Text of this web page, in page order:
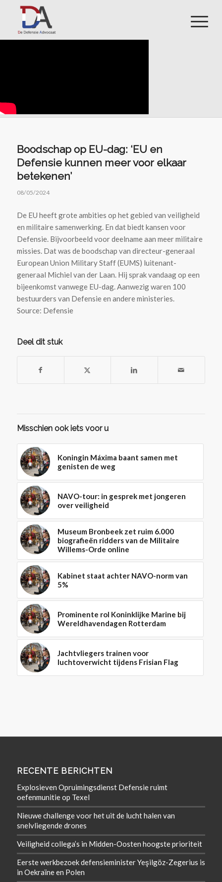
Boodschap op EU-dag: ‘EU en
Defensie kunnen meer voor elkaar
betekenen’
08/05/2024
De EU heeft grote ambities op het gebied van veiligheid
en militaire samenwerking. En dat biedt kansen voor
Defensie. Bijvoorbeeld voor deelname aan meer militaire
missies. Dat was de boodschap van directeur-generaal
European Union Military Staff (EUMS) luitenant-
generaal Michiel van der Laan. Hij sprak vandaag op een
bijeenkomst vanwege EU-dag. Aanwezig waren 100
bestuurders van Defensie en andere ministeries.
Source: Defensie
Deel dit stuk
Misschien ook iets voor u
Koningin Máxima baant samen met
genisten de weg
NAVO-tour: in gesprek met jongeren
over veiligheid
Museum Bronbeek zet ruim 6.000
biografieën ridders van de Militaire
Willems-Orde online
Kabinet staat achter NAVO-norm van
5%
Prominente rol Koninklijke Marine bij
Wereldhavendagen Rotterdam
Jachtvliegers trainen voor
luchtoverwicht tijdens Frisian Flag
RECENTE BERICHTEN
Explosieven Opruimingsdienst Defensie ruimt
oefenmunitie op Texel
Nieuwe challenge voor het uit de lucht halen van
snelvliegende drones
Veiligheid collega’s in Midden-Oosten hoogste prioriteit
Eerste werkbezoek defensieminister Yeşilgöz-Zegerius is
in Oekraïne en Polen